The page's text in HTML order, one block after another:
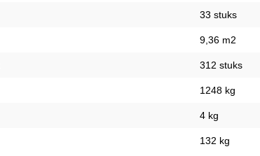
33 stuks
9,36 m2
312 stuks
1248 kg
4 kg
132 kg